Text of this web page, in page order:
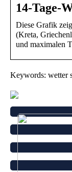
14-Tage-
Diese Grafik
(Kreta,
und maximalen
Keywords: wetter